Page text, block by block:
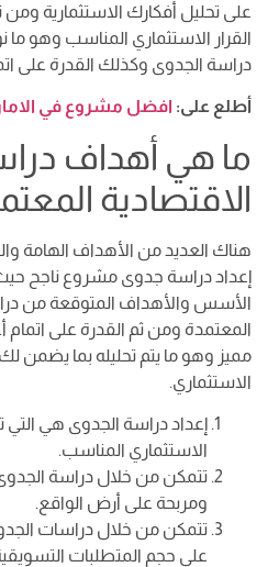
على تحليل أفكارك الاستثمارية ومن
القرار الاستثماري المناسب وهو
دراسة الجدوى وكذلك القدرة على
أطلع على: افضل مشروع في
ما هي أهداف
الاقتصادية
هناك العديد من الأهداف الهامة
إعداد دراسة جدوى مشروع ناجح
الأسس والأهداف المتوقعة من
المعتمدة ومن ثم القدرة على اتمام
مميز وهو ما يتم تحليله بما
الاستثماري.
إعداد دراسة الجدوى هي التي
الاستثماري المناسب.
تتمكن من خلال دراسة
ومربحة على أرض الواقع.
تتمكن من خلال دراسات
على حجم المتطلبات